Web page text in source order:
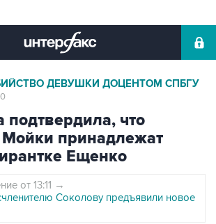
ДЕВУШКИ ДОЦЕНТОМ СПБГУ
подтвердила, что
Мойки принадлежат
Ещенко
от 13:11 →
Соколову предъявили новое